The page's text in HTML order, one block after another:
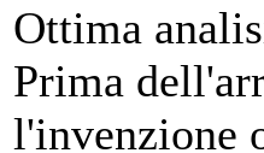
Ottima
Prima
l'invenzione